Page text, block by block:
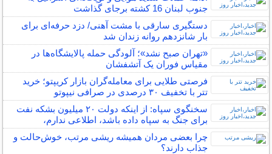
جنوب لبنان 16 کشته برجای گذاشت
دستگیری سارقی با مشت آهنی/ دزد حرفه‌ای برای
بار شانزدهم روانه زندان شد
«تهران صبح نشد»؛ آلودگی حمله پالایشگاه‌ها در
مقیاس فوران یک آتشفشان
فرصتی طلایی برای معامله‌گران بازار کریپتو؛ خرید
تتر با تخفیف ۳۰ درصدی در صرافی نیپوتو
سخنگوی سپاه: از اینکه دولت ۲۰ میلیون بشکه نفت
برای جنگ به سپاه داده باشد، اطلاعی ندارم،
چرا بعضی مردان همیشه ریشی مرتب، خوش‌حالت و
جذاب دارند؟